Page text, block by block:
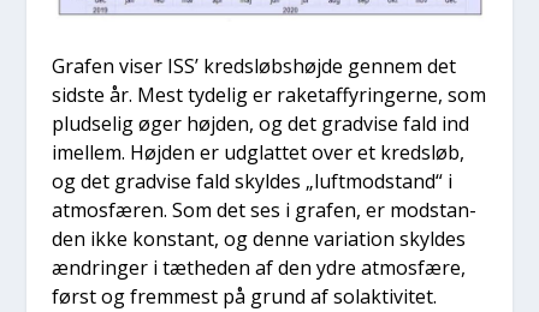
Gra­fen viser ISS’ kredsløbs­høj­de gen­nem det
sid­ste år. Mest tyde­lig er raket­af­fy­rin­ger­ne, som
plud­se­lig øger høj­den, og det grad­vi­se fald ind
imel­lem. Høj­den er udg­lat­tet over et kredsløb,
og det grad­vi­se fald skyl­des „luft­mod­stand“ i
atmos­fæ­ren. Som det ses i gra­fen, er mod­stan­
den ikke kon­stant, og den­ne vari­a­tion skyl­des
ændrin­ger i tæt­he­den af den ydre atmos­fæ­re,
først og frem­mest på grund af solak­ti­vi­tet.